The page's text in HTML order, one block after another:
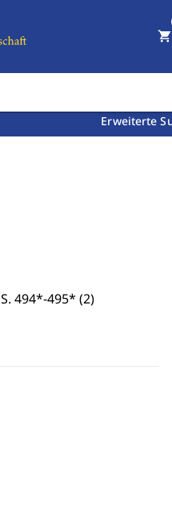
Erweiterte
shopping_cart
S. 494*-495* (2)